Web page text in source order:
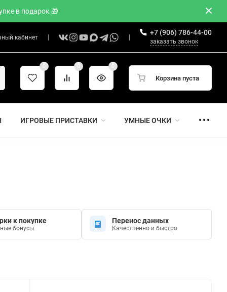
в подарок 🎁
кабинет
+7 (906) 786-44-00
заказать звонок
0 0 0
Корзина пуста
ИГРОВЫЕ ПРИСТАВКИ УМНЫЕ ОЧКИ
к покупке
бонусы
Перенос данных
Качественно и быстро